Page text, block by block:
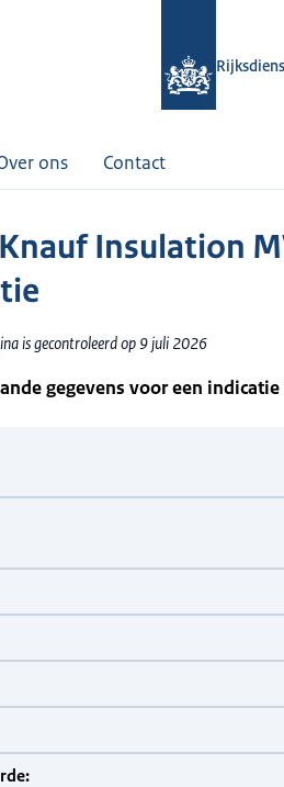
ons Contact
Insulation
is gecontroleerd op 9 juli 2026
gegevens voor een